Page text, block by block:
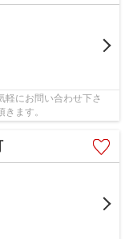
軽にお問い合わせ下さ
ます。